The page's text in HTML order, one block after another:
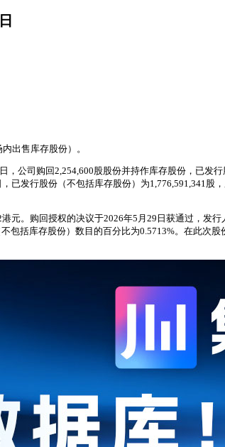
出售库存股份）。
公司购回2,254,600股股份并持作库存股份，已发
发行股份（不包括库存股份）为1,776,591,341股
。购回授权的决议于2026年5月29日获通过，发
括库存股份）数目的百分比为0.5713%。在此次